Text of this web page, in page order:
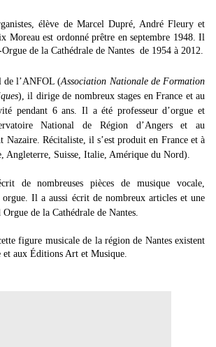
élève de Marcel Dupré, André Fleury et
Moreau est ordonné prêtre en septembre 1948. Il
de la Cathédrale de Nantes de 1954 à 2012.
de l’ANFOL (Association Nationale de Formation
), il dirige de nombreux stages en France et au
pendant 6 ans. Il a été professeur d’orgue et
National de Région d’Angers et au
Nazaire. Récitaliste, il s’est produit en France et à
Angleterre, Suisse, Italie, Amérique du Nord).
de nombreuses pièces de musique vocale,
Il a aussi écrit de nombreux articles et une
de la Cathédrale de Nantes.
figure musicale de la région de Nantes existent
et aux Éditions Art et Musique.